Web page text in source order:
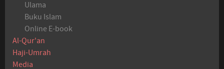
Ulama
Buku Islam
Online E-book
Al-Qur'an
Haji-Umrah
Media